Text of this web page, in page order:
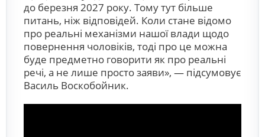
до березня 2027 року. Тому тут більше
питань, ніж відповідей. Коли стане відомо
про реальні механізми нашої влади щодо
повернення чоловіків, тоді про це можна
буде предметно говорити як про реальні
речі, а не лише просто заяви», — підсумовує
Василь Воскобойник.